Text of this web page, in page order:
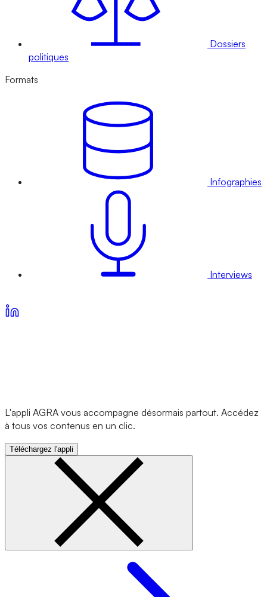
Dossiers
politiques
Formats
Infographies
Interviews
L'appli AGRA vous accompagne désormais partout. Accédez
à tous vos contenus en un clic.
Téléchargez l'appli